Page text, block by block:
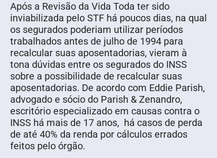
Após a Revisão da Vida Toda ter sido
inviabilizada pelo STF há poucos dias, na qual
os segurados poderiam utilizar períodos
trabalhados antes de julho de 1994 para
recalcular suas aposentadorias, vieram à
tona dúvidas entre os segurados do INSS
sobre a possibilidade de recalcular suas
aposentadorias. De acordo com Eddie Parish,
advogado e sócio do Parish & Zenandro,
escritório especializado em causas contra o
INSS há mais de 17 anos, há casos de perda
de até 40% da renda por cálculos errados
feitos pelo órgão.